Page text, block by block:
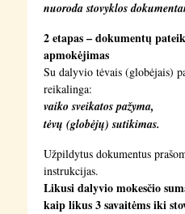
nuoroda stovyklos
2 etapas – dokumentų
apmokėjimas
Su dalyvio tėvais (globėjais)
reikalinga:
vaiko sveikatos pažyma,
tėvų (globėjų) sutikimas.
Užpildytus dokumentus
instrukcijas.
Likusi dalyvio mokesčio
kaip likus 3 savaitėms iki